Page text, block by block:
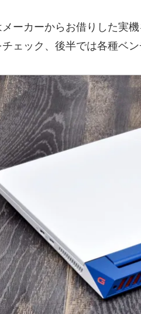
ーカーからお借りした実
ェック、後半では各種ベ